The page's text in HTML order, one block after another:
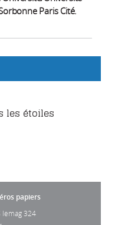
Paris Cité.
les étoiles
papiers
lemag 324